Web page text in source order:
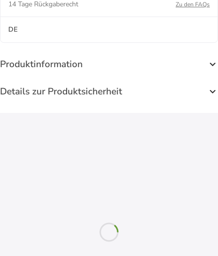
14 Tage Rückgaberecht
Zu den FAQs
DE
Produktinformation
Details zur Produktsicherheit